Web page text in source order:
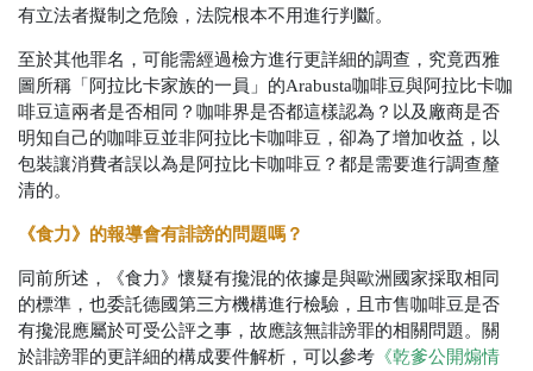
有立法者擬制之危險，法院根本不用進行判斷。
至於其他罪名，可能需經過檢方進行更詳細的調查，究竟西雅
圖所稱「阿拉比卡家族的一員」的Arabusta咖啡豆與阿拉比卡咖
啡豆這兩者是否相同？咖啡界是否都這樣認為？以及廠商是否
明知自己的咖啡豆並非阿拉比卡咖啡豆，卻為了增加收益，以
包裝讓消費者誤以為是阿拉比卡咖啡豆？都是需要進行調查釐
清的。
《食力》的報導會有誹謗的問題嗎？
同前所述，《食力》懷疑有攙混的依據是與歐洲國家採取相同
的標準，也委託德國第三方機構進行檢驗，且市售咖啡豆是否
有攙混應屬於可受公評之事，故應該無誹謗罪的相關問題。關
於誹謗罪的更詳細的構成要件解析，可以參考 《乾爹公開煽情